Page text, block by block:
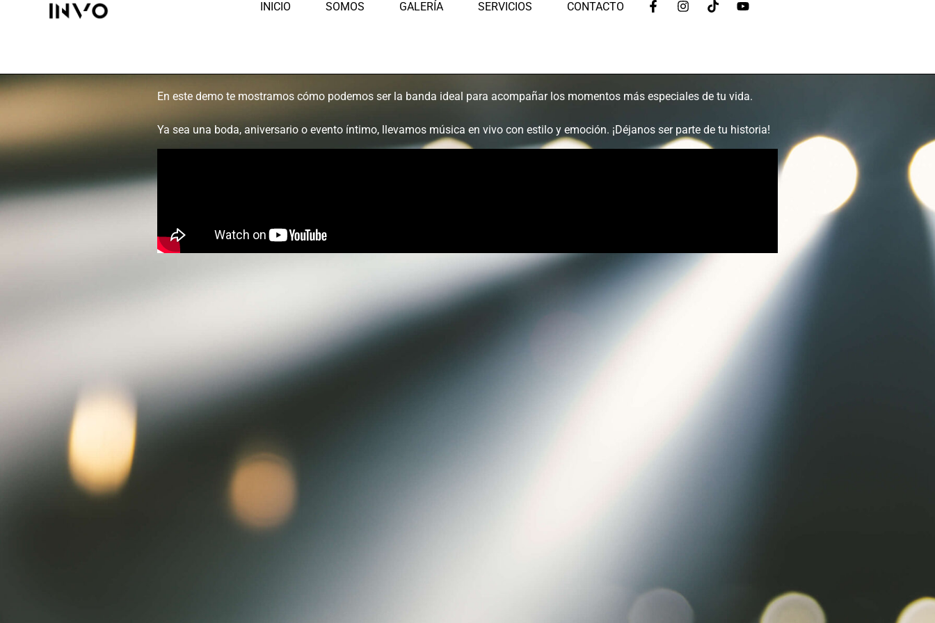
INICIO SOMOS GALERÍA SERVICIOS CONTACTO
En este demo te mostramos cómo podemos ser la banda ideal para acompañar los momentos más especiales de tu vida.
Ya sea una boda, aniversario o evento íntimo, llevamos música en vivo con estilo y emoción. ¡Déjanos ser parte de tu historia!